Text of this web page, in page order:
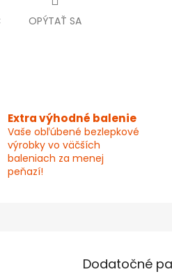
OPÝTAŤ SA
Extra výhodné balenie
Vaše obľúbené bezlepkové
výrobky vo väčších
baleniach za menej
peňazí!
Dodatočné